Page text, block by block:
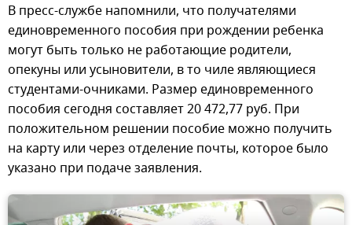
В пресс-службе напомнили, что получателями
единовременного пособия при рождении ребенка
могут быть только не работающие родители,
опекуны или усыновители, в то чиле являющиеся
студентами-очниками. Размер единовременного
пособия сегодня составляет 20 472,77 руб. При
положительном решении пособие можно получить
на карту или через отделение почты, которое было
указано при подаче заявления.